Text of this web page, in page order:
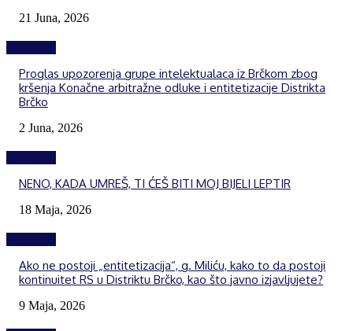
21 Juna, 2026
Proglas upozorenja grupe intelektualaca iz Brčkom zbog
kršenja Konačne arbitražne odluke i entitetizacije Distrikta
Brčko
2 Juna, 2026
NENO, KADA UMREŠ, TI ĆEŠ BITI MOJ BIJELI LEPTIR
18 Maja, 2026
Ako ne postoji „entitetizacija“, g. Miliću, kako to da postoji
kontinuitet RS u Distriktu Brčko, kao što javno izjavljujete?
9 Maja, 2026